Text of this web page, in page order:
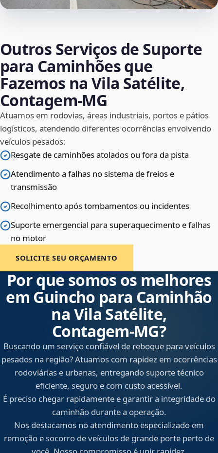
Outros Serviços de Suporte
para Caminhões que
Fazemos na Vila Satélite,
Contagem‑MG
Atuamos em rodovias, áreas industriais, portos e pátios
logísticos, atendendo diferentes ocorrências envolvendo
veículos pesados:
Resgate de caminhões atolados ou fora da pista
Atendimento a falhas no sistema de freios e
transmissão
Recolhimento após tombamentos ou incidentes
Suporte emergencial para superaquecimento e falhas
no motor
SOLICITE SEU ORÇAMENTO
Por que somos os melhores
em Guincho para Caminhão
na Vila Satélite,
Contagem‑MG?
Buscando um serviço confiável de reboque para veículos
pesados na região? Atuamos com rapidez em ocorrências
rodoviárias e urbanas, entregando suporte técnico
eficiente, seguro e com custo acessível.
É preciso chegar rapidamente e garantir a integridade do
caminhão durante a operação.
Nos destacamos no atendimento especializado em
remoção e socorro de veículos de grande porte perto de